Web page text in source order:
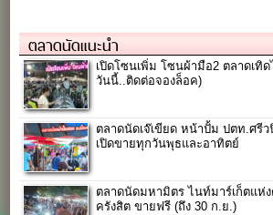
ตลาดนัดแนะนำ
เปิดโซนเพิ่ม โซนผ้ามือ2 ตลาดเทิ
วันนี้..ติดต่อจองล็อค)
ตลาดนัดเจ๊เขียด หน้าปั้ม ปตท.ศรี
เปิดขายทุกวันพุธและอาทิตย์
ตลาดนัดมหามิตร ไนท์มาร์เก็ตแห่ง
ครังสิต ขายฟรี (ถึง 30 ก.ย.)